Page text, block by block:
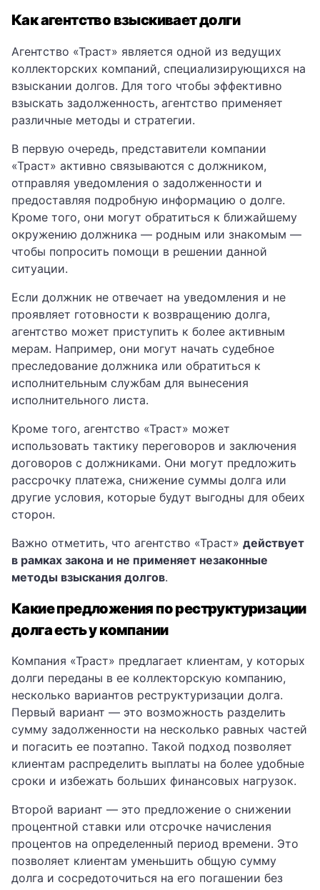
Как агентство взыскивает долги
Агентство «Траст» является одной из ведущих
коллекторских компаний, специализирующихся на
взыскании долгов. Для того чтобы эффективно
взыскать задолженность, агентство применяет
различные методы и стратегии.
В первую очередь, представители компании
«Траст» активно связываются с должником,
отправляя уведомления о задолженности и
предоставляя подробную информацию о долге.
Кроме того, они могут обратиться к ближайшему
окружению должника — родным или знакомым —
чтобы попросить помощи в решении данной
ситуации.
Если должник не отвечает на уведомления и не
проявляет готовности к возвращению долга,
агентство может приступить к более активным
мерам. Например, они могут начать судебное
преследование должника или обратиться к
исполнительным службам для вынесения
исполнительного листа.
Кроме того, агентство «Траст» может
использовать тактику переговоров и заключения
договоров с должниками. Они могут предложить
рассрочку платежа, снижение суммы долга или
другие условия, которые будут выгодны для обеих
сторон.
Важно отметить, что агентство «Траст» действует
в рамках закона и не применяет незаконные
методы взыскания долгов.
Какие предложения по реструктуризации
долга есть у компании
Компания «Траст» предлагает клиентам, у которых
долги переданы в ее коллекторскую компанию,
несколько вариантов реструктуризации долга.
Первый вариант — это возможность разделить
сумму задолженности на несколько равных частей
и погасить ее поэтапно. Такой подход позволяет
клиентам распределить выплаты на более удобные
сроки и избежать больших финансовых нагрузок.
Второй вариант — это предложение о снижении
процентной ставки или отсрочке начисления
процентов на определенный период времени. Это
позволяет клиентам уменьшить общую сумму
долга и сосредоточиться на его погашении без